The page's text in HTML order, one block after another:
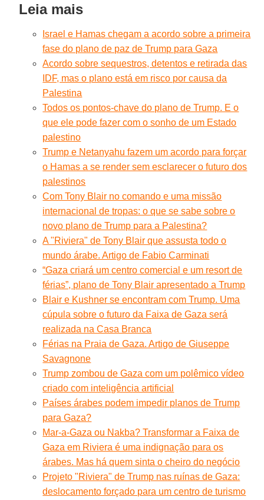
Leia mais
Israel e Hamas chegam a acordo sobre a primeira
fase do plano de paz de Trump para Gaza
Acordo sobre sequestros, detentos e retirada das
IDF, mas o plano está em risco por causa da
Palestina
Todos os pontos-chave do plano de Trump. E o
que ele pode fazer com o sonho de um Estado
palestino
Trump e Netanyahu fazem um acordo para forçar
o Hamas a se render sem esclarecer o futuro dos
palestinos
Com Tony Blair no comando e uma missão
internacional de tropas: o que se sabe sobre o
novo plano de Trump para a Palestina?
A "Riviera" de Tony Blair que assusta todo o
mundo árabe. Artigo de Fabio Carminati
“Gaza criará um centro comercial e um resort de
férias”, plano de Tony Blair apresentado a Trump
Blair e Kushner se encontram com Trump. Uma
cúpula sobre o futuro da Faixa de Gaza será
realizada na Casa Branca
Férias na Praia de Gaza. Artigo de Giuseppe
Savagnone
Trump zombou de Gaza com um polêmico vídeo
criado com inteligência artificial
Países árabes podem impedir planos de Trump
para Gaza?
Mar-a-Gaza ou Nakba? Transformar a Faixa de
Gaza em Riviera é uma indignação para os
árabes. Mas há quem sinta o cheiro do negócio
Projeto "Riviera" de Trump nas ruínas de Gaza:
deslocamento forçado para um centro de turismo